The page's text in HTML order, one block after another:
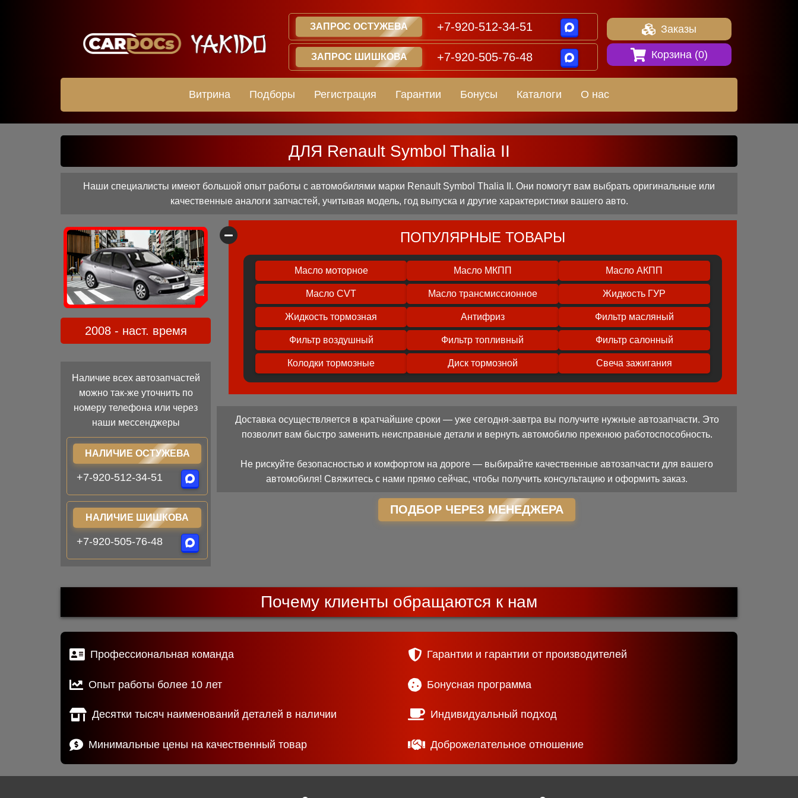
ЗАПРОС ОСТУЖЕВА +7-920-512-34-51
ЗАПРОС ШИШКОВА +7-920-505-76-48
Заказы
Корзина (0)
Витрина Подборы Регистрация Гарантии Бонусы Каталоги О нас
ДЛЯ Renault Symbol Thalia II
Наши специалисты имеют большой опыт работы с автомобилями марки Renault Symbol Thalia II. Они помогут вам выбрать оригинальные или
качественные аналоги запчастей, учитывая модель, год выпуска и другие характеристики вашего авто.
2008 - наст. время
Наличие всех автозапчастей
можно так-же уточнить по
номеру телефона или через
наши мессенджеры
НАЛИЧИЕ ОСТУЖЕВА
+7-920-512-34-51
НАЛИЧИЕ ШИШКОВА
+7-920-505-76-48
ПОПУЛЯРНЫЕ ТОВАРЫ
Масло моторное Масло МКПП Масло АКПП
Масло CVT Масло трансмиссионное Жидкость ГУР
Жидкость тормозная Антифриз Фильтр масляный
Фильтр воздушный Фильтр топливный Фильтр салонный
Колодки тормозные Диск тормозной Свеча зажигания
Доставка осуществляется в кратчайшие сроки — уже сегодня-завтра вы получите нужные автозапчасти. Это
позволит вам быстро заменить неисправные детали и вернуть автомобилю прежнюю работоспособность.
Не рискуйте безопасностью и комфортом на дороге — выбирайте качественные автозапчасти для вашего
автомобиля! Свяжитесь с нами прямо сейчас, чтобы получить консультацию и оформить заказ.
ПОДБОР ЧЕРЕЗ МЕНЕДЖЕРА
Почему клиенты обращаются к нам
Профессиональная команда
Опыт работы более 10 лет
Десятки тысяч наименований деталей в наличии
Минимальные цены на качественный товар
Гарантии и гарантии от производителей
Бонусная программа
Индивидуальный подход
Доброжелательное отношение